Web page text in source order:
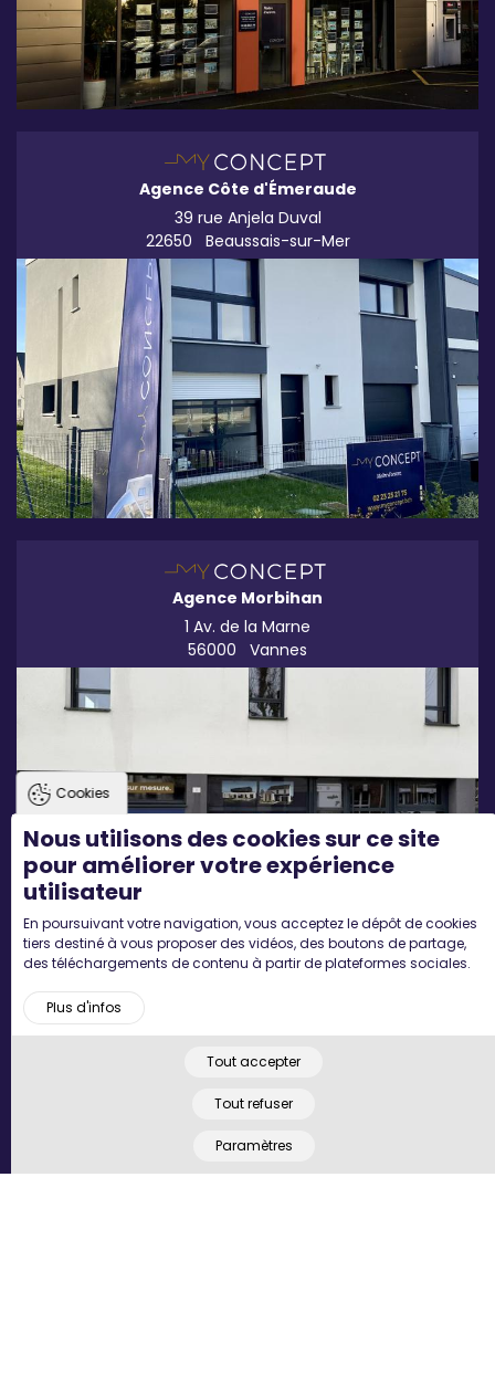
Agence Côte d'Émeraude
39 rue Anjela Duval
22650
Beaussais-sur-Mer
Agence Morbihan
1 Av. de la Marne
56000
Vannes
Rejoignez-nous
Découvrez les offres d'emploi My Concept.
Nous rejoindre
Cookies
Nous utilisons des cookies sur ce site
pour améliorer votre expérience
utilisateur
En poursuivant votre navigation, vous acceptez le dépôt de cookies
tiers destiné à vous proposer des vidéos, des boutons de partage,
des téléchargements de contenu à partir de plateformes sociales.
Plus d'infos
Tout accepter
Tout refuser
Paramètres